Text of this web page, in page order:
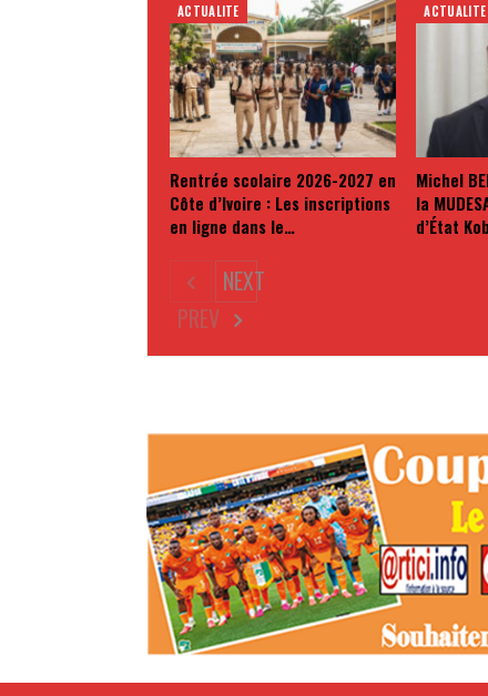
ACTUALITE
Rentrée scolaire 2026-2027 en
Côte d’Ivoire : Les inscriptions
en ligne dans le…
ACTUALITE
Michel
la
d’État
PREV
NEXT